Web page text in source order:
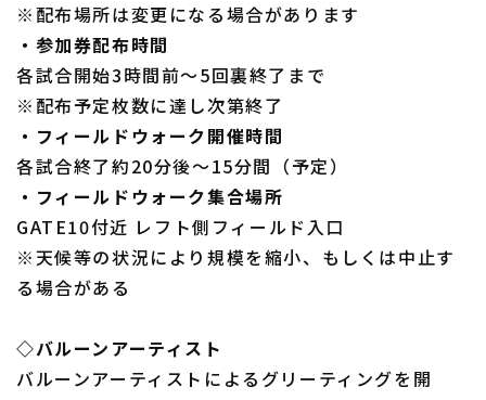
※配布場所は変更になる場合があります
・参加券配布時間
各試合開始3時間前～5回裏終了まで
※配布予定枚数に達し次第終了
・フィールドウォーク開催時間
各試合終了約20分後～15分間（予定）
・フィールドウォーク集合場所
GATE10付近 レフト側フィールド入口
※天候等の状況により規模を縮小、もしくは中止す
る場合がある
◇バルーンアーティスト
バルーンアーティストによるグリーティングを開